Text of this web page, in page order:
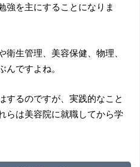
強を主にすることになりま
生管理、美容保健、物理、
ですよね。
するのですが、実践的なこと
らは美容院に就職してから学